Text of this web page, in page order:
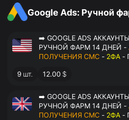
Google Ads: Ручной
➡️ GOOGLE ADS АККАУНТЫ - USA
РУЧНОЙ ФАРМ 14 ДНЕЙ -
ПОЛУЧЕНИЯ СМС - 2ФА -
9 шт. 12.00 $
➡️ GOOGLE ADS АККАУНТЫ - UK ⭐
РУЧНОЙ ФАРМ 14 ДНЕЙ -
ПОЛУЧЕНИЯ СМС - 2ФА -